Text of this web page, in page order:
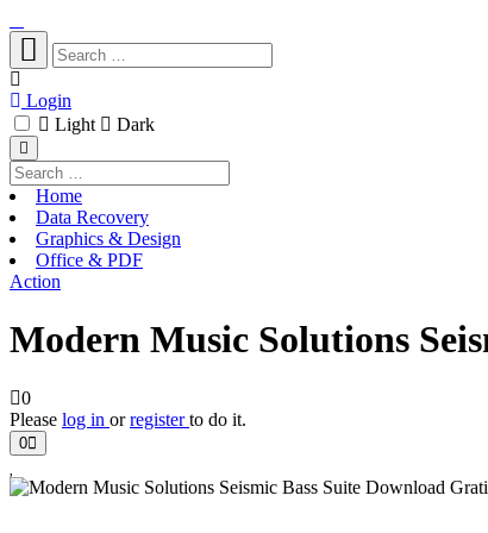
Login
Light
Dark
Home
Data Recovery
Graphics & Design
Office & PDF
Action
Modern Music Solutions
0
Please log in orregisterto do it.
0